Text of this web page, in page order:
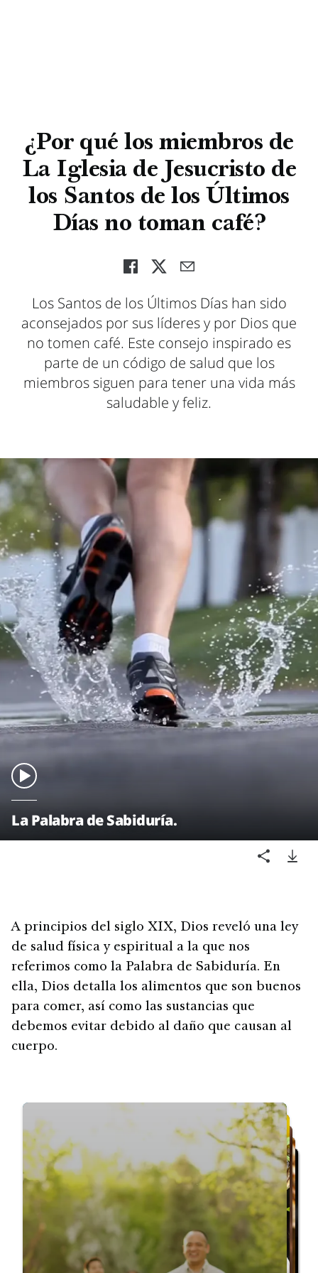
¿Por qué los miembros de
La Iglesia de Jesucristo de
los Santos de los Últimos
Días no toman café?
Los Santos de los Últimos Días han sido
aconsejados por sus líderes y por Dios que
no tomen café. Este consejo inspirado es
parte de un código de salud que los
miembros siguen para tener una vida más
saludable y feliz.
La Palabra de Sabiduría.
A principios del siglo XIX, Dios reveló una ley
de salud física y espiritual a la que nos
referimos como la Palabra de Sabiduría. En
ella, Dios detalla los alimentos que son buenos
para comer, así como las sustancias que
debemos evitar debido al daño que causan al
cuerpo.
Reiniciar